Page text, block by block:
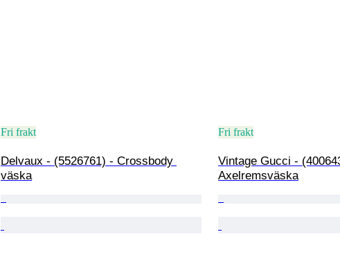
Fri frakt
Delvaux - (5526761) - Crossbody
väska
Fri frakt
Vintage Gucci -
Axelremsväska